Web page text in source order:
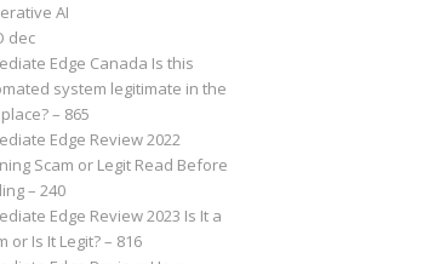
AI
dec
Edge Canada Is this
system legitimate in the
– 865
Edge Review 2022
Scam or Legit Read Before
– 240
Edge Review 2023 Is It a
or Is It Legit? – 816